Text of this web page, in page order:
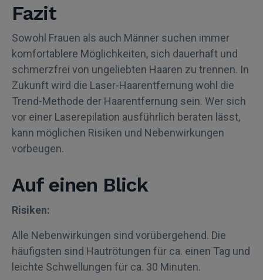
Fazit
Sowohl Frauen als auch Männer suchen immer
komfortablere Möglichkeiten, sich dauerhaft und
schmerzfrei von ungeliebten Haaren zu trennen. In
Zukunft wird die Laser-Haarentfernung wohl die
Trend-Methode der Haarentfernung sein. Wer sich
vor einer Laserepilation ausführlich beraten lässt,
kann möglichen Risiken und Nebenwirkungen
vorbeugen.
Auf einen Blick
Risiken:
Alle Nebenwirkungen sind vorübergehend. Die
häufigsten sind Hautrötungen für ca. einen Tag und
leichte Schwellungen für ca. 30 Minuten.